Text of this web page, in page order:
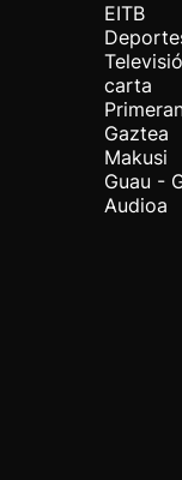
EITB
carta
Gaztea
Makusi
Guau -
Audioa